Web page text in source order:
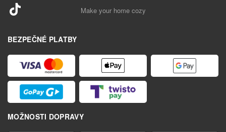
Make your home cozy
BEZPEČNÉ PLATBY
MOŽNOSTI DOPRAVY